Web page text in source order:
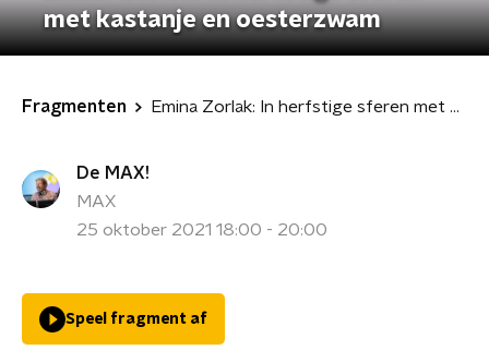
met kastanje en oesterzwam
Fragmenten Emina Zorlak: In herfstige sferen met kastanje en oesterzwam
De MAX!
MAX
25 oktober 2021 18:00 - 20:00
Speel fragment af